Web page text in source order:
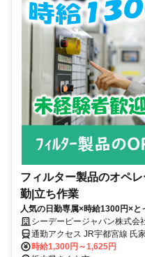
フィルター製品のオペ
勤|立ち作業
人気の日勤専属×時給1300円×
でも大歓迎です！【即日就業可能
シーデーピージャパン株式会
通勤アクセス JR宇都宮線 氏
時給1,300円～1,625円